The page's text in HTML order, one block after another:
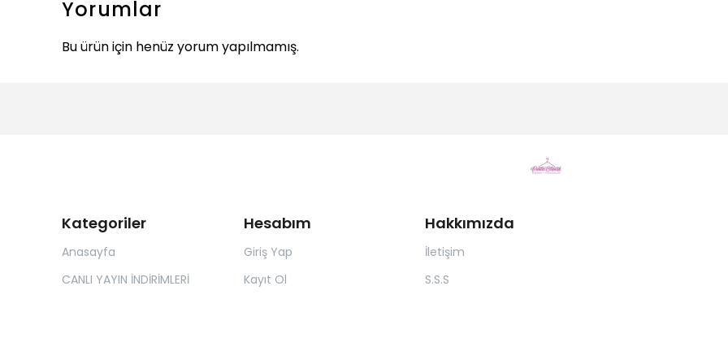
Yorumlar
Bu ürün için henüz yorum yapılmamış.
Kategoriler
Anasayfa
CANLI YAYIN İNDİRİMLERİ
Hesabım
Giriş Yap
Kayıt Ol
Hakkımızda
İletişim
S.S.S